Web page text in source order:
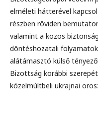
elméleti hátterével
részben röviden
valamint a közös
döntéshozatali
alátámasztó külső
Bizottság korábbi
közelmúltbeli ukrajnai